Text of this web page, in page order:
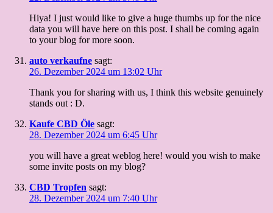
Hiya! I just would like to give a huge thumbs up for the nice
data you will have here on this post. I shall be coming again
to your blog for more soon.
auto verkaufne sagt:
26. Dezember 2024 um 13:02 Uhr
Thank you for sharing with us, I think this website genuinely
stands out : D.
Kaufe CBD Öle sagt:
28. Dezember 2024 um 6:45 Uhr
you will have a great weblog here! would you wish to make
some invite posts on my blog?
CBD Tropfen sagt:
28. Dezember 2024 um 7:40 Uhr